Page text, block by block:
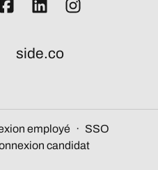
side.co
employé · SSO
candidat